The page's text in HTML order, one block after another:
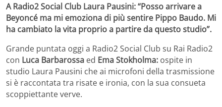
A Radio2 Social Club Laura Pausini: “Posso arrivare a
Beyoncé ma mi emoziona di più sentire Pippo Baudo. Mi
ha cambiato la vita proprio a partire da questo studio”.
Grande puntata oggi a Radio2 Social Club su Rai Radio2
con Luca Barbarossa ed Ema Stokholma: ospite in
studio Laura Pausini che ai microfoni della trasmissione
si è raccontata tra risate e ironia, con la sua consueta
scoppiettante verve.